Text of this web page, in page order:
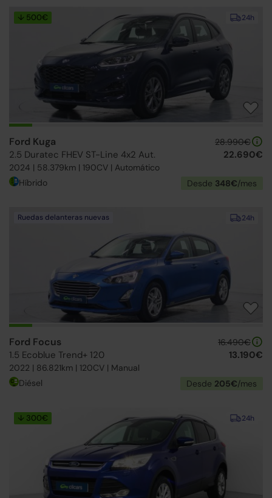
24h
↓ 500€
Ford Kuga
2.5 Duratec FHEV ST-Line 4x2 Aut.
2024 | 58.379km | 190CV | Automático
28.990€
22.690€
Híbrido Desde 348€/mes
24h
Ruedas delanteras nuevas
Ford Focus
1.5 Ecoblue Trend+ 120
2022 | 86.821km | 120CV | Manual
16.490€
13.190€
Diésel Desde 205€/mes
24h
↓ 300€